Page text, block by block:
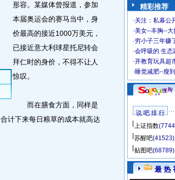
形容。某媒体曾报道，参加
本届奥运会的赛马当中，身
价最高的接近1000万美元，
已接近意大利球星托尼转会
拜仁时的身价，不得不让人
惊叹。
而在膳食方面，同样是
计下来每日粮草的成本就高达
精彩推荐
·关注：私幕公
·美女--丰胸--大
·穷小子三年赚
·会呼吸的 生态
·开教育玩具超
·睡觉减肥--瘦
说 吧 排 行
上证指数
苏醒吧(41523)
贴图吧(68789)
最 热